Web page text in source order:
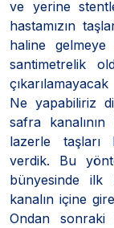
ve yerine
hastamızın
haline
santimetrelik
Ne yapabiliriz
safra
lazerle taşları
verdik. Bu
bünyesinde ilk
kanalın içine
Ondan sonraki